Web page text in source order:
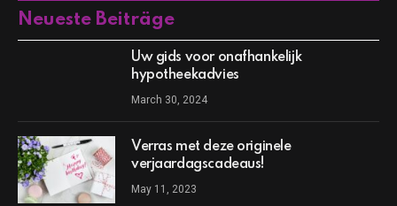
Neueste Beiträge
Uw gids voor onafhankelijk
hypotheekadvies
March 30, 2024
Verras met deze originele
verjaardagscadeaus!
May 11, 2023